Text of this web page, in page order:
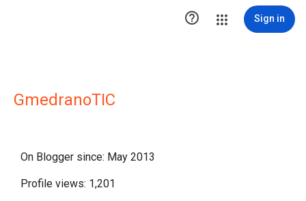
 Sign in
GmedranoTIC
On Blogger since: May 2013
Profile views: 1,201